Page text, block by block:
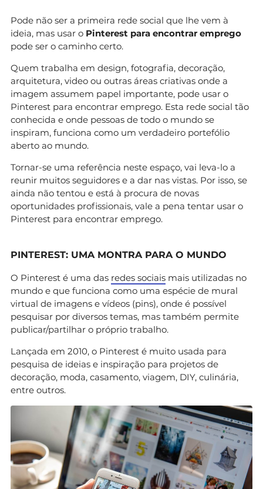
Pode não ser a primeira rede social que lhe vem à
ideia, mas usar o Pinterest para encontrar emprego
pode ser o caminho certo.
Quem trabalha em design, fotografia, decoração,
arquitetura, video ou outras áreas criativas onde a
imagem assumem papel importante, pode usar o
Pinterest para encontrar emprego. Esta rede social tão
conhecida e onde pessoas de todo o mundo se
inspiram, funciona como um verdadeiro portefólio
aberto ao mundo.
Tornar-se uma referência neste espaço, vai leva-lo a
reunir muitos seguidores e a dar nas vistas. Por isso, se
ainda não tentou e está à procura de novas
oportunidades profissionais, vale a pena tentar usar o
Pinterest para encontrar emprego.
PINTEREST: UMA MONTRA PARA O MUNDO
O Pinterest é uma das redes sociais mais utilizadas no
mundo e que funciona como uma espécie de mural
virtual de imagens e vídeos (pins), onde é possível
pesquisar por diversos temas, mas também permite
publicar/partilhar o próprio trabalho.
Lançada em 2010, o Pinterest é muito usada para
pesquisa de ideias e inspiração para projetos de
decoração, moda, casamento, viagem, DIY, culinária,
entre outros.